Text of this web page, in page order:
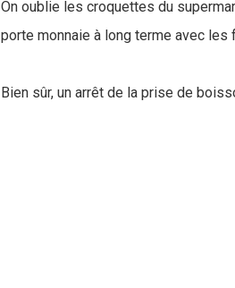
On oublie les croquettes du
porte monnaie à long terme avec les
Bien sûr, un arrêt de la prise de